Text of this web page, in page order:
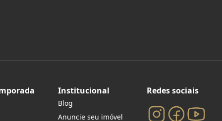
Institucional
Blog
Anuncie seu imóvel
Redes sociais